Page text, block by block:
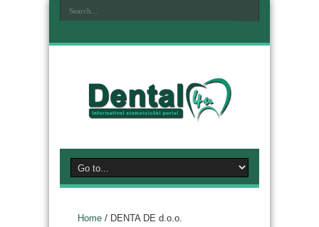
Home / DENTA DE d.o.o.